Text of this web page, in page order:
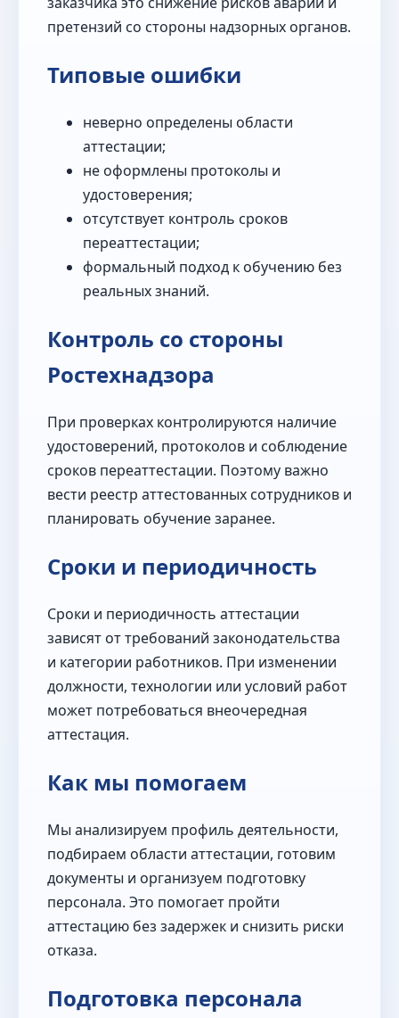
претензий со стороны надзорных органов.
Типовые ошибки
неверно определены области
аттестации;
не оформлены протоколы и
удостоверения;
отсутствует контроль сроков
переаттестации;
формальный подход к обучению без
реальных знаний.
Контроль со стороны
Ростехнадзора
При проверках контролируются наличие
удостоверений, протоколов и соблюдение
сроков переаттестации. Поэтому важно
вести реестр аттестованных сотрудников и
планировать обучение заранее.
Сроки и периодичность
Сроки и периодичность аттестации
зависят от требований законодательства
и категории работников. При изменении
должности, технологии или условий работ
может потребоваться внеочередная
аттестация.
Как мы помогаем
Мы анализируем профиль деятельности,
подбираем области аттестации, готовим
документы и организуем подготовку
персонала. Это помогает пройти
аттестацию без задержек и снизить риски
отказа.
Подготовка персонала